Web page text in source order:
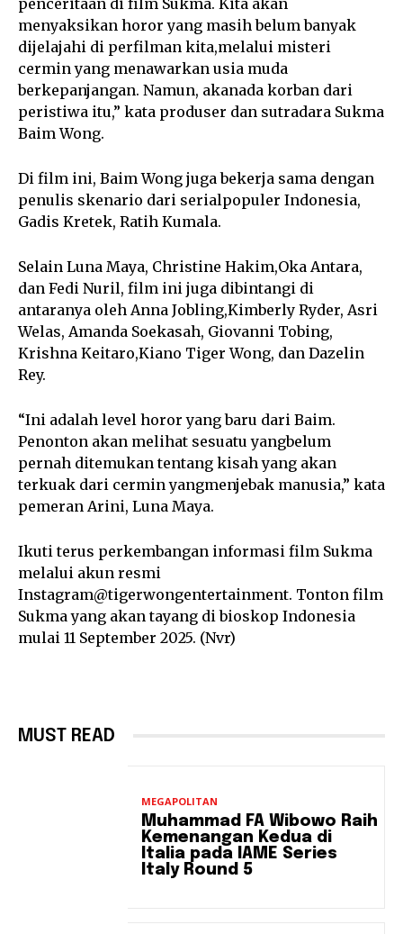
menyaksikan horor yang masih belum banyak
dijelajahi di perfilman kita,melalui misteri
cermin yang menawarkan usia muda
berkepanjangan. Namun, akanada korban dari
peristiwa itu,” kata produser dan sutradara Sukma
Baim Wong.
Di film ini, Baim Wong juga bekerja sama dengan
penulis skenario dari serialpopuler Indonesia,
Gadis Kretek, Ratih Kumala.
Selain Luna Maya, Christine Hakim,Oka Antara,
dan Fedi Nuril, film ini juga dibintangi di
antaranya oleh Anna Jobling,Kimberly Ryder, Asri
Welas, Amanda Soekasah, Giovanni Tobing,
Krishna Keitaro,Kiano Tiger Wong, dan Dazelin
Rey.
“Ini adalah level horor yang baru dari Baim.
Penonton akan melihat sesuatu yangbelum
pernah ditemukan tentang kisah yang akan
terkuak dari cermin yangmenjebak manusia,” kata
pemeran Arini, Luna Maya.
Ikuti terus perkembangan informasi film Sukma
melalui akun resmi
Instagram@tigerwongentertainment. Tonton film
Sukma yang akan tayang di bioskop Indonesia
mulai 11 September 2025. (Nvr)
MUST READ
MEGAPOLITAN
Muhammad FA Wibowo Raih
Kemenangan Kedua di
Italia pada IAME Series
Italy Round 5